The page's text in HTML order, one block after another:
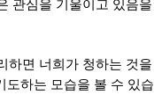
관심을 기울이고 있음을
하면 너희가 청하는 것을
도하는 모습을 볼 수 있습